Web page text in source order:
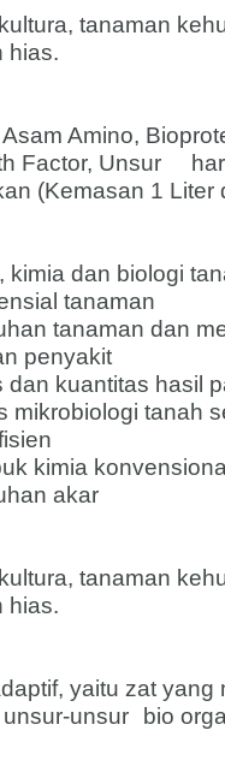
tanaman
hias.
Amino,
Factor, Unsur
(Kemasan 1 Liter
kimia dan biologi
tanaman
tanaman dan
penyakit
kuantitas hasil
mikrobiologi tanah
kimia
akar
tanaman
hias.
yaitu zat
unsur bio